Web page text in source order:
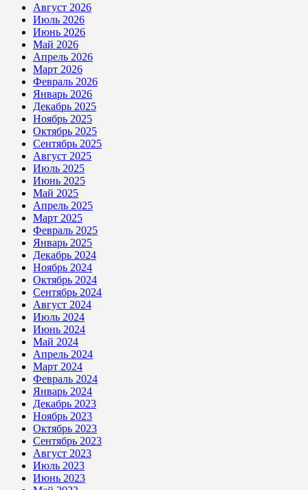
Август 2026
Июль 2026
Июнь 2026
Май 2026
Апрель 2026
Март 2026
Февраль 2026
Январь 2026
Декабрь 2025
Ноябрь 2025
Октябрь 2025
Сентябрь 2025
Август 2025
Июль 2025
Июнь 2025
Май 2025
Апрель 2025
Март 2025
Февраль 2025
Январь 2025
Декабрь 2024
Ноябрь 2024
Октябрь 2024
Сентябрь 2024
Август 2024
Июль 2024
Июнь 2024
Май 2024
Апрель 2024
Март 2024
Февраль 2024
Январь 2024
Декабрь 2023
Ноябрь 2023
Октябрь 2023
Сентябрь 2023
Август 2023
Июль 2023
Июнь 2023